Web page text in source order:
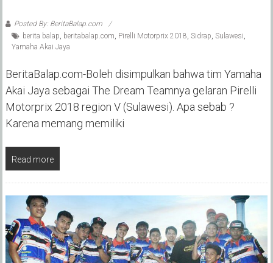
Posted By: BeritaBalap.com
berita balap, beritabalap.com, Pirelli Motorprix 2018, Sidrap, Sulawesi,
Yamaha Akai Jaya
BeritaBalap.com-Boleh disimpulkan bahwa tim Yamaha
Akai Jaya sebagai The Dream Teamnya gelaran Pirelli
Motorprix 2018 region V (Sulawesi). Apa sebab ?
Karena memang memiliki
Read more